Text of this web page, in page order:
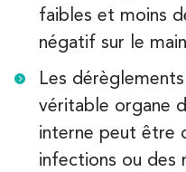
faibles et moins
négatif sur le
Les
véritable organe
interne peut être
infections ou des
PRENEZ RDV SUR
PRENEZ RDV SUR
IK Boulogne – 92
Kinésithérapie